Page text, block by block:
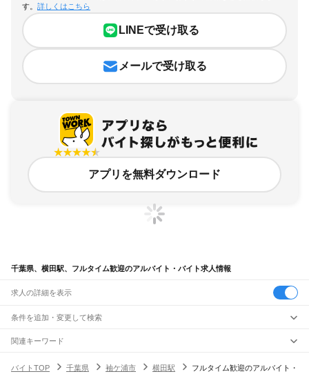
す。 詳しくはこちら
LINEで受け取る
メールで受け取る
アプリを無料ダウンロード
千葉県、横田駅、フルタイム歓迎のアルバイト・バイト求人情報
求人の詳細を表示
条件を追加・変更して検索
市区町村を追加・変更
千葉県すべて
駅を追加・変更
関連キーワード
バイトTOP
千葉県 袖ケ浦市 横田駅 フルタイム歓迎のアルバイト・